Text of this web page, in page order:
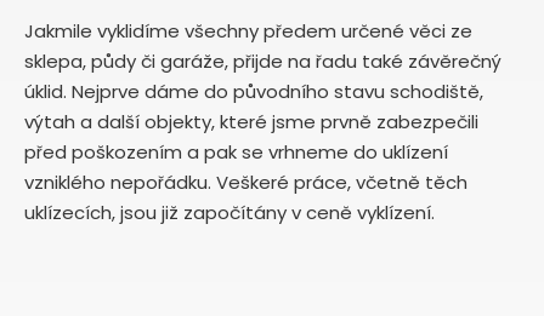
Jakmile vyklidíme všechny předem určené věci ze
sklepa, půdy či garáže, přijde na řadu také závěrečný
úklid. Nejprve dáme do původního stavu schodiště,
výtah a další objekty, které jsme prvně zabezpečili
před poškozením a pak se vrhneme do uklízení
vzniklého nepořádku. Veškeré práce, včetně těch
uklízecích, jsou již započítány v ceně vyklízení.